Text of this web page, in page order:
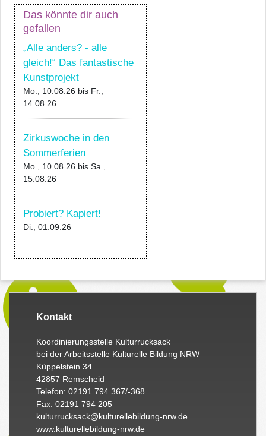
Das könnte dir auch
gefallen
„Alle anders? - alle
gleich!“ Das fantastische
Kunstprojekt
Mo., 10.08.26 bis Fr.,
14.08.26
Zirkuswoche in den
Sommerferien
Mo., 10.08.26 bis Sa.,
15.08.26
Probiert? Kapiert!
Di., 01.09.26
Kontakt
Koordinierungsstelle Kulturrucksack
bei der Arbeitsstelle Kulturelle Bildung NRW
Küppelstein 34
42857 Remscheid
Telefon: 02191 794 367/-368
Fax: 02191 794 205
kulturrucksack@kulturellebildung-nrw.de
www.kulturellebildung-nrw.de